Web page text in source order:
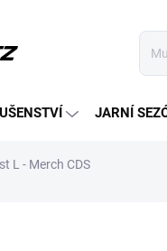
JARNÍ
L - Merch CDS